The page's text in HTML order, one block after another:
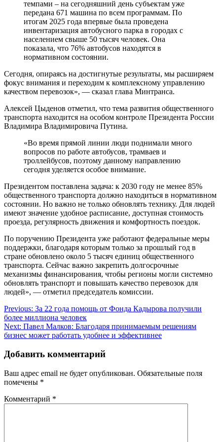
темпами – на сегодняшний день субъектам уже
передана 671 машина по всем программам. По
итогам 2025 года впервые была проведена
инвентаризация автобусного парка в городах с
населением свыше 50 тысяч человек. Она
показала, что 76% автобусов находятся в
нормативном состоянии.
Сегодня, опираясь на достигнутые результаты, мы расширяем
фокус внимания и переходим к комплексному управлению
качеством перевозок», — сказал глава Минтранса.
Алексей Цыденов отметил, что тема развития общественного
транспорта находится на особом контроле Президента России
Владимира Владимировича Путина.
«Во время прямой линии люди поднимали много
вопросов по работе автобусов, трамваев и
троллейбусов, поэтому данному направлению
сегодня уделяется особое внимание.
Президентом поставлена задача: к 2030 году не менее 85%
общественного транспорта должно находиться в нормативном
состоянии. Но важно не только обновлять технику. Для людей
имеют значение удобное расписание, доступная стоимость
проезда, регулярность движения и комфортность поездок.
По поручению Президента уже работают федеральные меры
поддержки, благодаря которым только за прошлый год в
стране обновлено около 5 тысяч единиц общественного
транспорта. Сейчас важно закрепить долгосрочные
механизмы финансирования, чтобы регионы могли системно
обновлять транспорт и повышать качество перевозок для
людей», — отметил председатель комиссии.
Навигация
по
записям
Previous: За 22 года помощь от Фонда Кадырова получили
более миллиона человек
Next: Павел Малков: Благодаря принимаемым решениям
бизнес может работать удобнее и эффективнее
Добавить комментарий
Ваш адрес email не будет опубликован. Обязательные поля
помечены *
Комментарий *